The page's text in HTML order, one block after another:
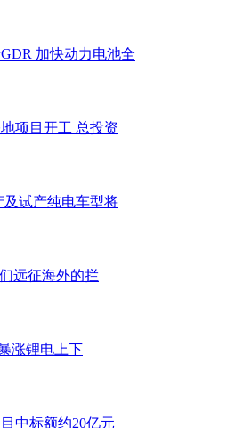
加快动力电池全
项目开工 总投资
试产纯电车型将
远征海外的拦
涨锂电上下
中标额约20亿元